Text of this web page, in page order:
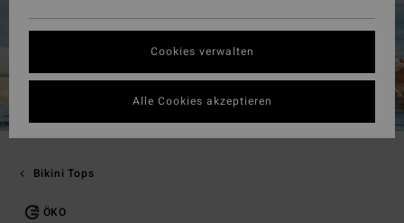
Bikini Tops
ÖKO
Cookies verwalten
Alle Cookies akzeptieren